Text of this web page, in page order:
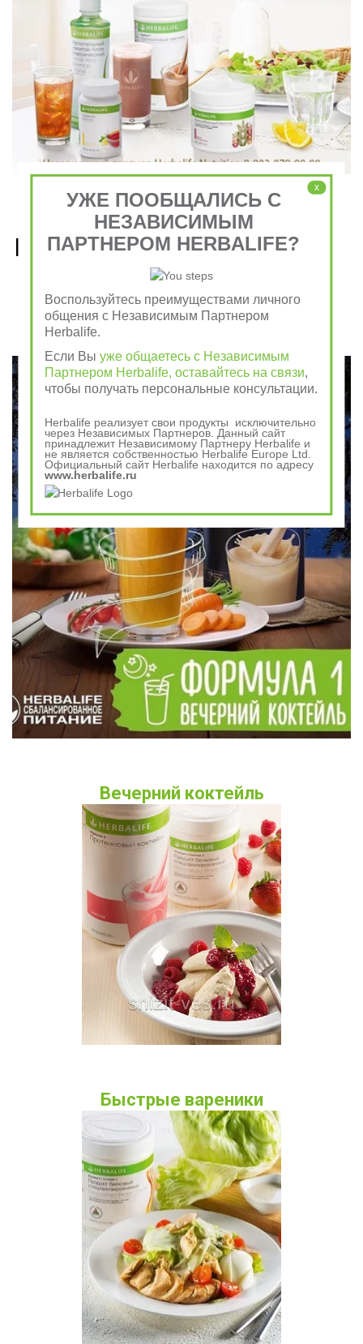
Рецепты, приготовленные
из продуктов Гербалайф
Nutrition
Вечерний коктейль
Быстрые вареники
x
УЖЕ ПООБЩАЛИСЬ С
НЕЗАВИСИМЫМ
ПАРТНЕРОМ HERBALIFE?
Воспользуйтесь преимуществами личного
общения с Независимым Партнером
Herbalife.
Если Выуже общаетесь с Независимым
Партнером Herbalife, оставайтесь на связи,
чтобы получать персональные консультации.
Herbalife реализует свои продукты исключительно
через Независимых Партнеров. Данный сайт
принадлежит Независимому Партнеру Herbalife и
не является собственностью Herbalife Europe Ltd.
Официальный сайт Herbalife находится по адресу
www.herbalife.ru